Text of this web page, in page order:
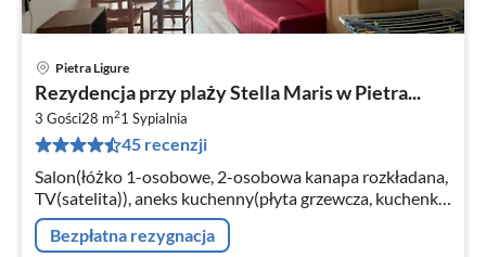
Pietra Ligure
Rezydencja przy plaży Stella Maris w Pietra...
3 Gości28 m21 Sypialnia
45 recenzji
Salon(łóżko 1-osobowe, 2-osobowa kanapa rozkładana,
TV(satelita)), aneks kuchenny(płyta grzewcza, kuchenka
mikrofalowa, lodówka), łazienka(prysznic, toaleta,
suszarka)
Bezpłatna rezygnacja